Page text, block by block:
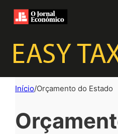
Início/Orçamento do Estado